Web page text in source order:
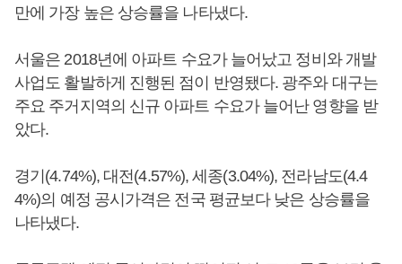
만에 가장 높은 상승률을 나타냈다.
서울은 2018년에 아파트 수요가 늘어났고 정비와 개발
사업도 활발하게 진행된 점이 반영됐다. 광주와 대구는
주요 주거지역의 신규 아파트 수요가 늘어난 영향을 받
았다.
경기(4.74%), 대전(4.57%), 세종(3.04%), 전라남도(4.4
4%)의 예정 공시가격은 전국 평균보다 낮은 상승률을
나타냈다.